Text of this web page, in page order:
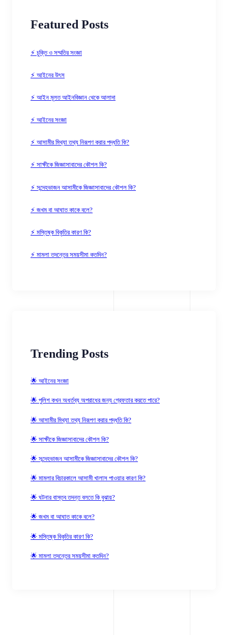
Featured Posts
⚡ চুক্তি ও সম্মতির সংজ্ঞা
⚡ আইনের উৎস
⚡ আইন মূলত আইনবিজ্ঞান থেকে আলাদা
⚡ আইনের সংজ্ঞা
⚡ আসামীর মিথ্যা তথ্য নিরূপণ করার পদ্ধতি কি?
⚡ সাক্ষীকে জিজ্ঞাসাবাদের কৌশল কি?
⚡ সন্দেহভাজন আসামীকে জিজ্ঞাসাবাদের কৌশল কি?
⚡ জখম বা আঘাত কাকে বলে?
⚡ মস্তিষ্ক বিকৃতির কারণ কি?
⚡ মামলা তদন্তের সময়সীমা কতদিন?
Trending Posts
🌟 আইনের সংজ্ঞা
🌟 পুলিশ কখন অধর্তব্য অপরাধের জন্য গ্রেফতার করতে পারে?
🌟 আসামীর মিথ্যা তথ্য নিরূপণ করার পদ্ধতি কি?
🌟 সাক্ষীকে জিজ্ঞাসাবাদের কৌশল কি?
🌟 সন্দেহভাজন আসামীকে জিজ্ঞাসাবাদের কৌশল কি?
🌟 মামলার বিচারকালে আসামী খালাস পাওয়ার কারণ কি?
🌟 ঘটনার বাস্তব তদন্ত বলতে কি বুঝায়?
🌟 জখম বা আঘাত কাকে বলে?
🌟 মস্তিষ্ক বিকৃতির কারণ কি?
🌟 মামলা তদন্তের সময়সীমা কতদিন?